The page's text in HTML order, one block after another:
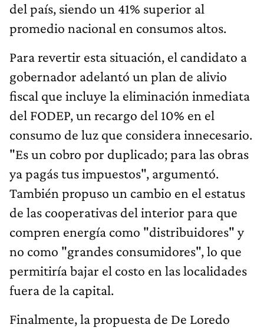
del país, siendo un 41% superior al
promedio nacional en consumos altos.
Para revertir esta situación, el candidato a
gobernador adelantó un plan de alivio
fiscal que incluye la eliminación inmediata
del FODEP, un recargo del 10% en el
consumo de luz que considera innecesario.
"Es un cobro por duplicado; para las obras
ya pagás tus impuestos", argumentó.
También propuso un cambio en el estatus
de las cooperativas del interior para que
compren energía como "distribuidores" y
no como "grandes consumidores", lo que
permitiría bajar el costo en las localidades
fuera de la capital.
Finalmente, la propuesta de De Loredo